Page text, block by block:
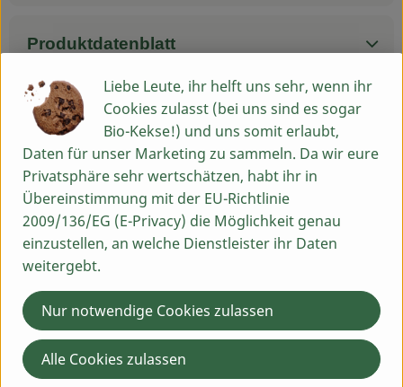
Produktdatenblatt
Herkunft
Hersteller: Vallée Verte
Frankreich
Vallée Verte
Liebe Leute, ihr helft uns sehr, wenn ihr
Cookies zulasst (bei uns sind es sogar
Bio-Kekse!) und uns somit erlaubt,
Daten für unser Marketing zu sammeln. Da wir eure
Privatsphäre sehr wertschätzen, habt ihr in
Übereinstimmung mit der EU-Richtlinie
2009/136/EG (E-Privacy) die Möglichkeit genau
einzustellen, an welche Dienstleister ihr Daten
weitergebt.
Nur notwendige Cookies zulassen
Alle Cookies zulassen